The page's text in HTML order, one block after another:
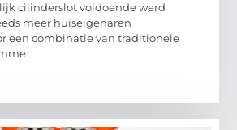
cilinderslot voldoende werd
meer huiseigenaren
een combinatie van traditionele